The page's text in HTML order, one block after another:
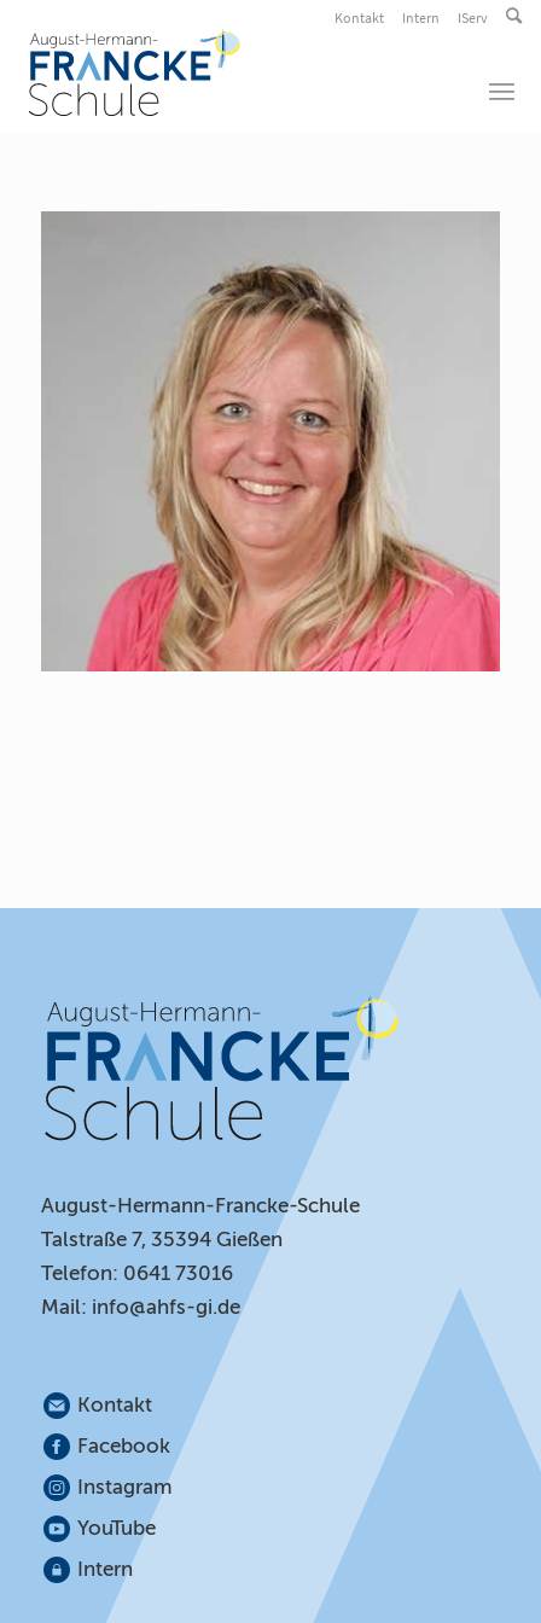
Kontakt Intern IServ
August-Hermann-Francke-Schule
Talstraße 7, 35394 Gießen
Telefon: 0641 73016
Mail: info@ahfs-gi.de
Kontakt
Facebook
Instagram
YouTube
Intern